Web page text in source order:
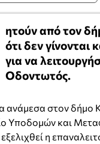
ητούν από τον
ότι δεν γίνονται
για να
Οδοντωτός.
ανάμεσα στον δήμο
Υποδομών και
η